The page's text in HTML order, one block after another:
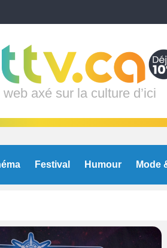
axé sur la culture d’ici
Festival Humour Mode